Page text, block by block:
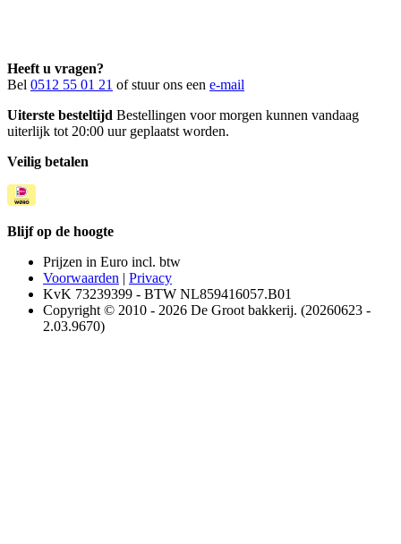
Heeft u vragen?
Bel 0512 55 01 21 of stuur ons een e-mail
Uiterste besteltijd Bestellingen voor morgen kunnen vandaag
uiterlijk tot 20:00 uur geplaatst worden.
Veilig betalen
Blijf op de hoogte
Prijzen in Euro incl. btw
Voorwaarden | Privacy
KvK 73239399 - BTW NL859416057.B01
Copyright © 2010 - 2026 De Groot bakkerij. (20260623 -
2.03.9670)